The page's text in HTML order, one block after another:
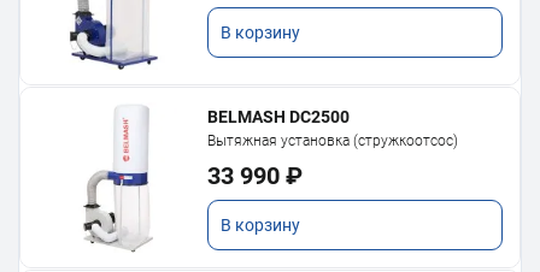
В корзину
BELMASH DC2500
Вытяжная установка (стружкоотсос)
33 990 ₽
В корзину